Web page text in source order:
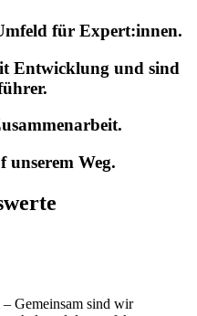
für Expert:innen.
Entwicklung und sind
unserem Weg.
Gemeinsam sind wir